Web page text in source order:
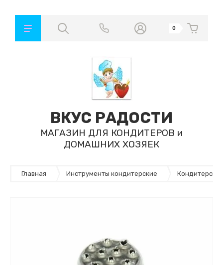
ВКУС РАДОСТИ
МАГАЗИН ДЛЯ КОНДИТЕРОВ и
ДОМАШНИХ ХОЗЯЕК
0
Главная Инструменты кондитерские